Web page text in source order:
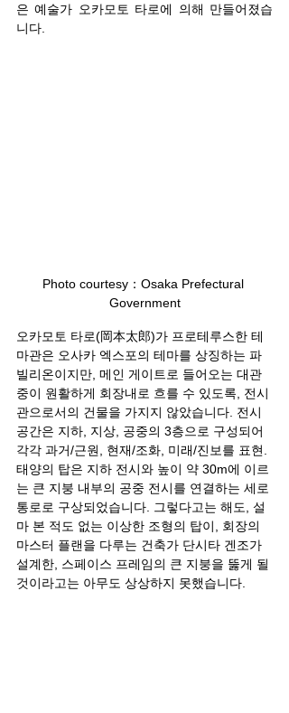
은 예술가 오카모토 타로에 의해 만들어졌습
니다.
Photo courtesy：Osaka Prefectural
Government
오카모토 타로(岡本太郎)가 프로테루스한 테
마관은 오사카 엑스포의 테마를 상징하는 파
빌리온이지만, 메인 게이트로 들어오는 대관
중이 원활하게 회장내로 흐를 수 있도록, 전시
관으로서의 건물을 가지지 않았습니다. 전시
공간은 지하, 지상, 공중의 3층으로 구성되어
각각 과거/근원, 현재/조화, 미래/진보를 표현.
태양의 탑은 지하 전시와 높이 약 30m에 이르
는 큰 지붕 내부의 공중 전시를 연결하는 세로
통로로 구상되었습니다. 그렇다고는 해도, 설
마 본 적도 없는 이상한 조형의 탑이, 회장의
마스터 플랜을 다루는 건축가 단시타 겐조가
설계한, 스페이스 프레임의 큰 지붕을 뚫게 될
것이라고는 아무도 상상하지 못했습니다.